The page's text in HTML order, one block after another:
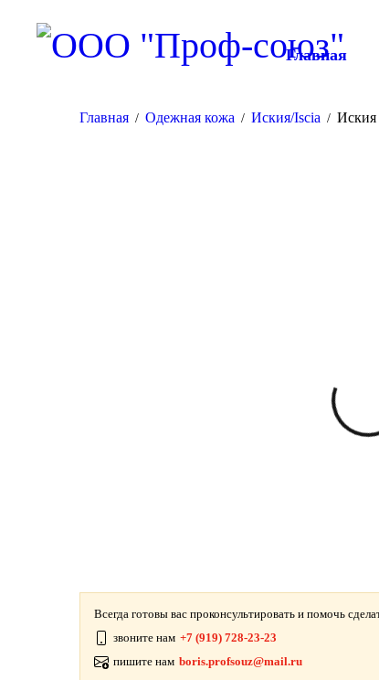
Главная
Главная / Одежная кожа / Иския/Iscia / Иския
Всегда готовы вас проконсультировать и помочь
звоните нам +7 (919) 728-23-23
пишите нам boris.profsouz@mail.ru